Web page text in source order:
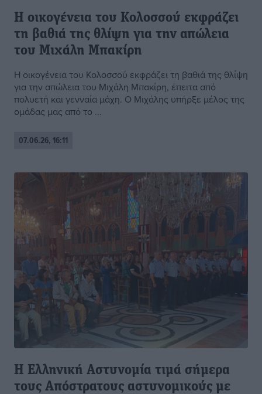
Η οικογένεια του Κολοσσού εκφράζει
τη βαθιά της θλίψη για την απώλεια
του Μιχάλη Μπακίρη
Η οικογένεια του Κολοσσού εκφράζει τη βαθιά της θλίψη
για την απώλεια του Μιχάλη Μπακίρη, έπειτα από
πολυετή και γενναία μάχη. Ο Μιχάλης υπήρξε μέλος της
ομάδας μας από το ...
07.06.26, 16:11
Η Ελληνική Αστυνομία τιμά σήμερα
τους Απόστρατους αστυνομικούς με